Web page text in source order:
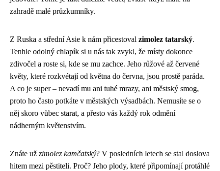
zahradě malé průzkumníky.
Z Ruska a střední Asie k nám přicestoval zimolez tatarský.
Tenhle odolný chlapík si u nás tak zvykl, že místy dokonce
zdivočel a roste si, kde se mu zachce. Jeho růžové až červené
květy, které rozkvétají od května do června, jsou prostě paráda.
A co je super – nevadí mu ani tuhé mrazy, ani městský smog,
proto ho často potkáte v městských výsadbách. Nemusíte se o
něj skoro vůbec starat, a přesto vás každý rok odmění
nádherným květenstvím.
Znáte už zimolez kamčatský? V posledních letech se stal doslova
hitem mezi pěstiteli. Proč? Jeho plody, které připomínají protáhlé